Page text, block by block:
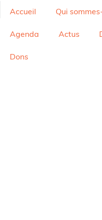
Accueil Qui
Agenda Actus
Dons